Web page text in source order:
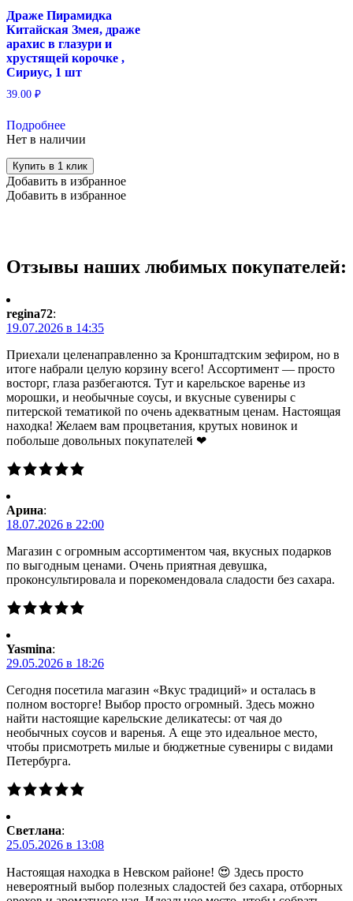
Драже Пирамидка
Китайская Змея, драже
арахис в глазури и
хрустящей корочке ,
Сириус, 1 шт
39.00 ₽
Подробнее
Нет в наличии
Купить в 1 клик
Добавить в избранное
Добавить в избранное
Отзывы наших любимых покупателей:
regina72:
19.07.2026 в 14:35
Приехали целенаправленно за Кронштадтским зефиром, но в
итоге набрали целую корзину всего! Ассортимент — просто
восторг, глаза разбегаются. Тут и карельское варенье из
морошки, и необычные соусы, и вкусные сувениры с
питерской тематикой по очень адекватным ценам. Настоящая
находка! Желаем вам процветания, крутых новинок и
побольше довольных покупателей ❤
Арина:
18.07.2026 в 22:00
Магазин с огромным ассортиментом чая, вкусных подарков
по выгодным ценами. Очень приятная девушка,
проконсультировала и порекомендовала сладости без сахара.
Yasmina:
29.05.2026 в 18:26
Сегодня посетила магазин «Вкус традиций» и осталась в
полном восторге! Выбор просто огромный. Здесь можно
найти настоящие карельские деликатесы: от чая до
необычных соусов и варенья. А еще это идеальное место,
чтобы присмотреть милые и бюджетные сувениры с видами
Петербурга.
Светлана:
25.05.2026 в 13:08
Настоящая находка в Невском районе! 😍 Здесь просто
невероятный выбор полезных сладостей без сахара, отборных